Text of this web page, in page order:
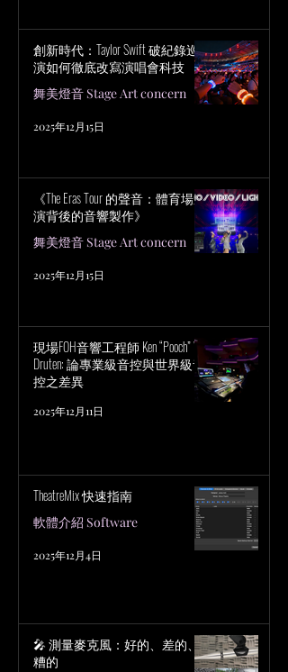
創新時代：Taylor Swift 破紀錄巡
演如何徹底改寫演唱會科技
舞美燈音 Stage Art concern
2025年12月15日
《The Eras Tour 的聲音：體育場巡
演背後的音響製作》
舞美燈音 Stage Art concern
2025年12月15日
現場FOH音響工程師 Ken “Pooch” Van
Druten: 論專業級音控與世界級音
控之差異
2025年12月11日
TheatreMix 快速指南
軟體介紹 Software
2025年12月4日
🎤 測量麥克風：好的、差的、
糟的